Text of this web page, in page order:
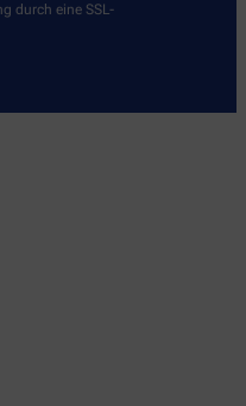
durch eine SSL-